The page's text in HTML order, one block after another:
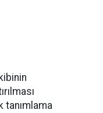
tanımlama